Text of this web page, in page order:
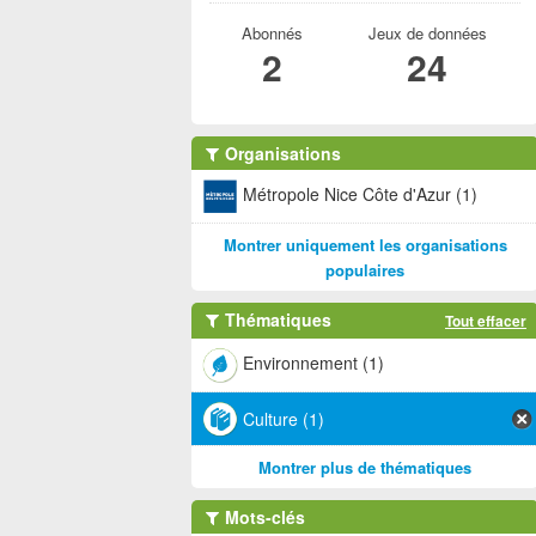
Abonnés
2
Jeux de données
24
Organisations
Métropole Nice Côte d'Azur (1)
Montrer uniquement les organisations
populaires
Thématiques Tout effacer
Environnement (1)
Culture (1)
Montrer plus de thématiques
Mots-clés